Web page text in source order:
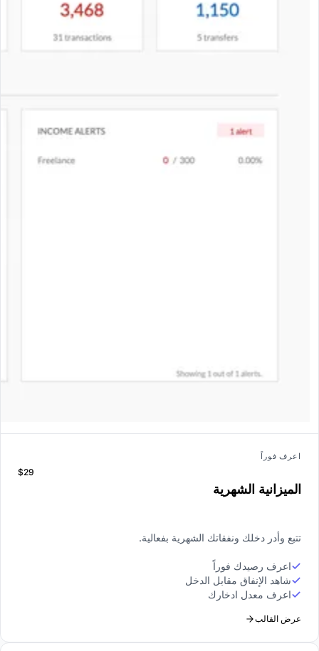
اعرف فوراً
الميزانية الشهرية
$29
تتبع وأدر دخلك ونفقاتك الشهرية بفعالية.
اعرف رصيدك فوراً
شاهد الإنفاق مقابل الدخل
اعرف معدل ادخارك
عرض القالب